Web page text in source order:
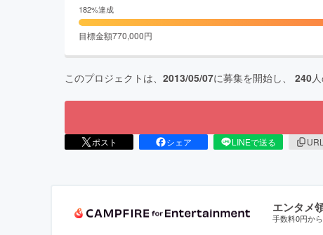
182%達成
目標金額770,000円
このプロジェクトは、 2013/05/07に募集を開始し、 240
ポスト シェア LINEで送る
エンタメ
手数料0円か